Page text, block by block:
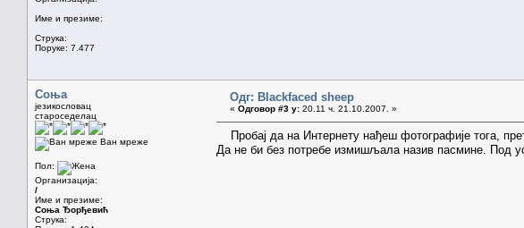
Име и презиме:
Струка:
Поруке: 7.477
Соња
језикословац
староседелац
Ван мреже
Пол:
Организација:
/
Име и презиме:
Соња Ђорђевић
Струка:
Одг: Blackfaced sheep
« Одговор #3 у: 20.11 ч. 21.10.2007. »
Пробај да на Интернету нађеш фотографије тога,
Да не би без потребе измишљала назив пасмине. Под